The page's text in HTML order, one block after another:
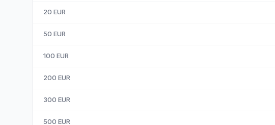
20 EUR
50 EUR
100 EUR
200 EUR
300 EUR
500 EUR